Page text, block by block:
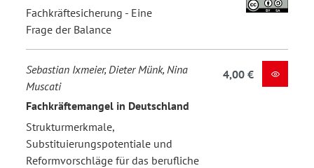
Fachkräftesicherung - Eine
Frage der Balance
Sebastian Ixmeier, Dieter Münk, Nina
Muscati
Fachkräftemangel in Deutschland
Strukturmerkmale,
Substituierungspotentiale und
Reformvorschläge für das berufliche
4,00 €